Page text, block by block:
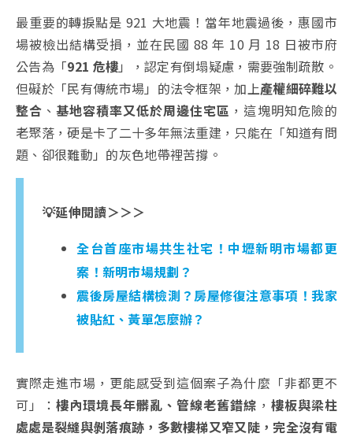
最重要的轉捩點是 921 大地震！當年地震過後，惠國市
場被檢出結構受損，並在民國 88 年 10 月 18 日被市府
公告為「921 危樓」，認定有倒塌疑慮，需要強制疏散。
但礙於「民有傳統市場」的法令框架，加上產權細碎難以
整合 、基地容積率又低於周邊住宅區 ，這塊明知危險的
老聚落，硬是卡了二十多年無法重建，只能在「知道有問
題、卻很難動」的灰色地帶裡苦撐。
💡延伸閱讀＞＞＞
全台首座市場共生社宅！中壢新明市場都更
案！新明市場規劃？
震後房屋結構檢測？房屋修復注意事項！我家
被貼紅、黃單怎麼辦？
實際走進市場，更能感受到這個案子為什麼「非都更不
可」：樓內環境長年髒亂、管線老舊錯綜 ， 樓板與梁柱
處處是裂縫與剝落痕跡，多數樓梯又窄又陡，完全沒有電